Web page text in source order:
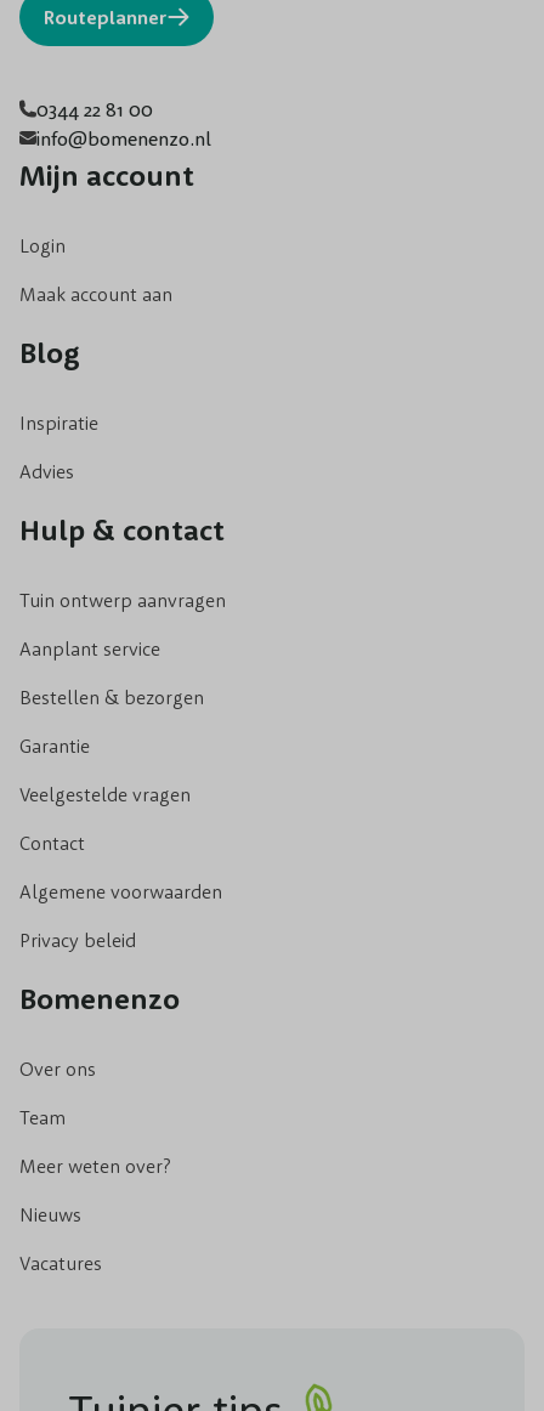
Routeplanner
0344 22 81 00
info@bomenenzo.nl
Mijn account
Login
Maak account aan
Blog
Inspiratie
Advies
Hulp & contact
Tuin ontwerp aanvragen
Aanplant service
Bestellen & bezorgen
Garantie
Veelgestelde vragen
Contact
Algemene voorwaarden
Privacy beleid
Bomenenzo
Over ons
Team
Meer weten over?
Nieuws
Vacatures